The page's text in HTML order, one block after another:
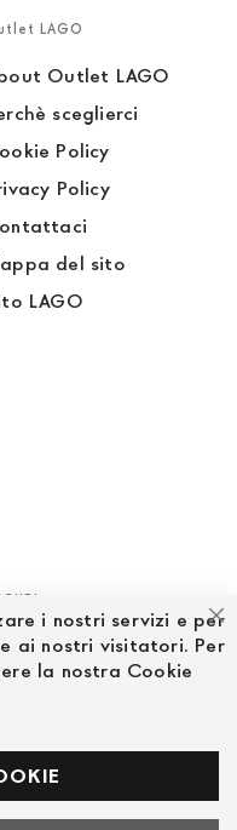
LAGO
Outlet LAGO
sceglierci
Policy
Policy
del sito
LAGO
i nostri servizi e per
ai nostri visitatori. Per
la nostra Cookie